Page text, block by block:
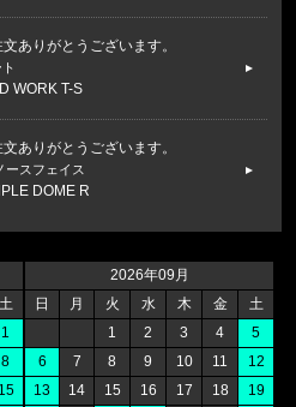
土
1
8
15
2026年09月
日
月 火 水 木 金
土
1
2 3 4
5
6
7 8 9 10 11
12
13
14 15 16 17 18
19
ありがとうございます。
WORK T-S
ありがとうございます。
ースフェイス
DOME R
スフェイス
REGULAR
ありがとうございます。
ンクライン
//865